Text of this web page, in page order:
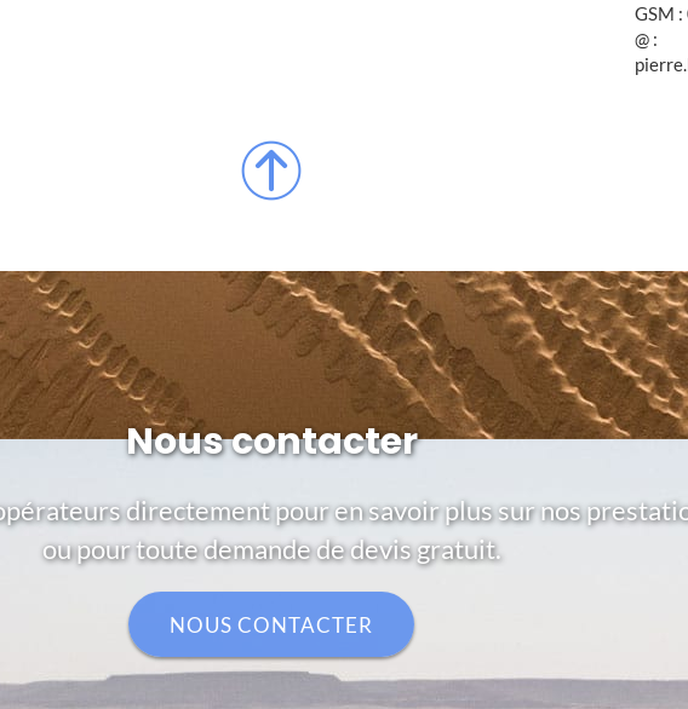
GSM
@ :
Nous contacter
directement pour en savoir plus sur nos
ou pour toute demande de devis gratuit.
NOUS CONTACTER